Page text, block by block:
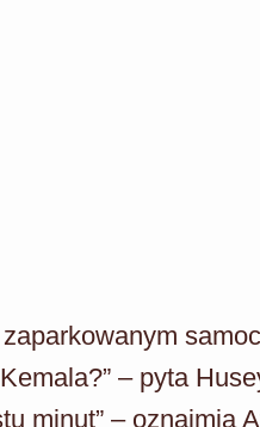
– pyta
minut” – oznajmia